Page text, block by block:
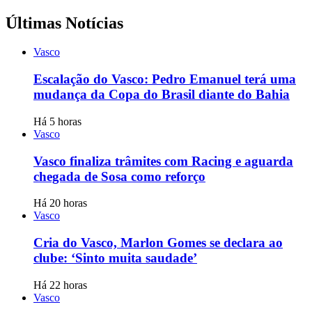
Últimas Notícias
Vasco
Escalação do Vasco: Pedro Emanuel terá uma
mudança da Copa do Brasil diante do Bahia
Há 5 horas
Vasco
Vasco finaliza trâmites com Racing e aguarda
chegada de Sosa como reforço
Há 20 horas
Vasco
Cria do Vasco, Marlon Gomes se declara ao
clube: ‘Sinto muita saudade’
Há 22 horas
Vasco